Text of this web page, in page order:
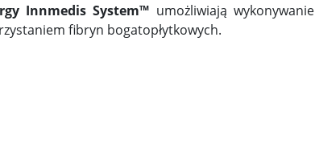
Innmedis System™ umożliwiają wykonywanie
fibryn bogatopłytkowych.